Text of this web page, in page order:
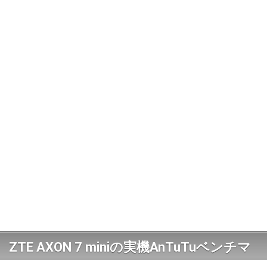
ZTE AXON 7 miniの実機AnTuTuベンチマ